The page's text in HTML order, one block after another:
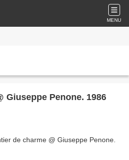
MENU
Giuseppe Penone. 1986